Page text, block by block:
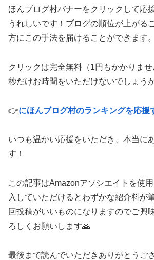
ほんブログ村バナーをクリックして応
うれしいです！ブログの順位が上がる
方にこの手法を届けることができます。
クリックは完全無料（1円もかかりま
秒だけお時間をいただけないでしょうか
👉にほんブログ村のランキングを応援
いつも温かい応援をいただき、本当に
す！
この記事はAmazonアソシエイトを使
入していただけるとわずかな紹介料が
回投稿がいいものになりますのでご興
ろしくお願いします🙇
最後まで読んでいただきありがとうご